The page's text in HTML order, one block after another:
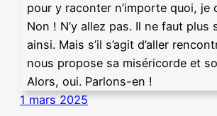
pour y raconter n’importe quoi, je
Non ! N’y allez pas. Il ne faut plus
ainsi. Mais s’il s’agit d’aller
nous propose sa miséricorde et
Alors, oui. Parlons-en !
1 mars 2025